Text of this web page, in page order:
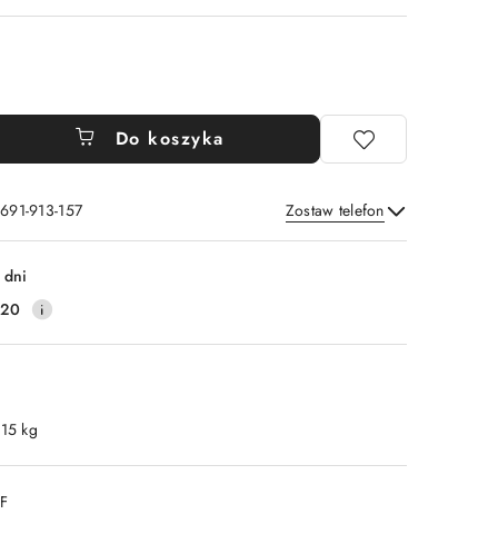
Do koszyka
913-157 Zostaw telefon
Wyślij
dni
kg